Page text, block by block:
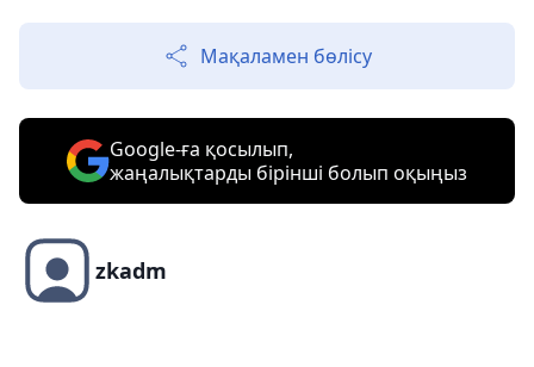
Мақаламен бөлісу
Google-ға қосылып,
жаңалықтарды бірінші болып оқыңыз
zkadm